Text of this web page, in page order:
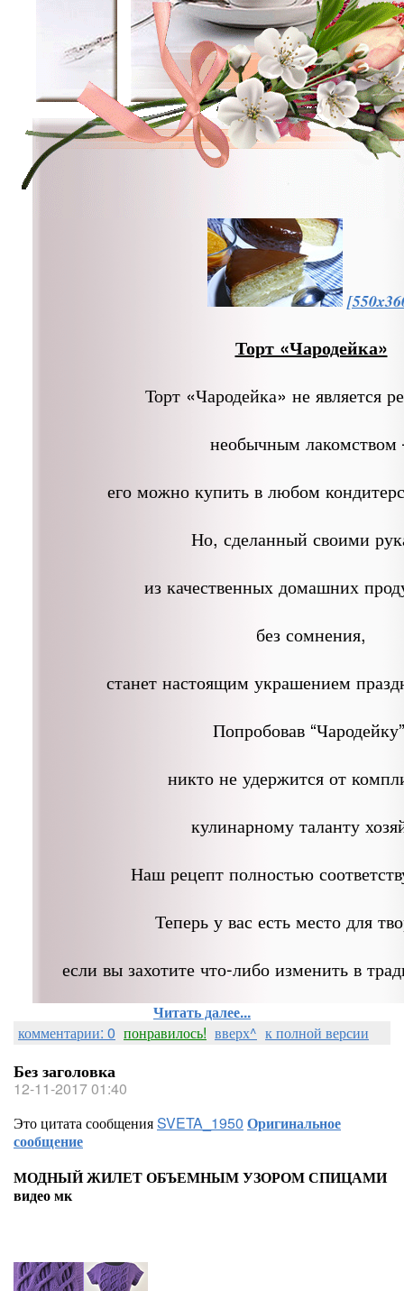
Торт «Чародейка»
Торт «Чародейка» не является
необычным лакомством
его можно купить в любом
Но, сделанный своими
из качественных домашних
без сомнения,
станет настоящим украшением
Попробовав
никто не удержится от
кулинарному таланту
Наш рецепт полностью
Теперь у вас есть место для
если вы захотите что-либо изменить в
Читать далее...
комментарии: 0 понравилось! вверх^ к полной версии
Без заголовка
12-11-2017 01:40
Это цитата сообщенияSVETA_1950 Оригинальное
сообщение
МОДНЫЙ ЖИЛЕТ ОБЪЕМНЫМ УЗОРОМ СПИЦАМИ
видео мк